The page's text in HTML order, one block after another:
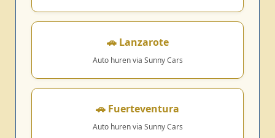
🚗 Lanzarote
Auto huren via Sunny Cars
🚗 Fuerteventura
Auto huren via Sunny Cars